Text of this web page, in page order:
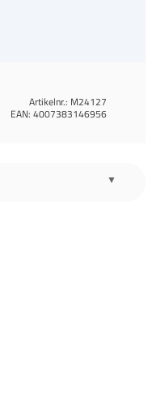
Artikelnr.: M24127
EAN: 4007383146956